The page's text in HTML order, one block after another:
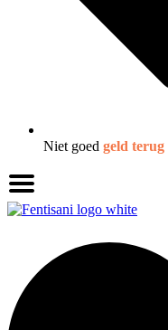
Niet goed geld terug